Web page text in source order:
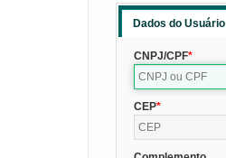
Dados do Usuário
CNPJ/CPF
CEP